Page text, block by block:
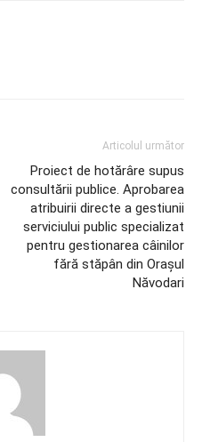
Articolul următor
Proiect de hotărâre supus
consultării publice. Aprobarea
atribuirii directe a gestiunii
serviciului public specializat
pentru gestionarea câinilor
fără stăpân din Orașul
Năvodari